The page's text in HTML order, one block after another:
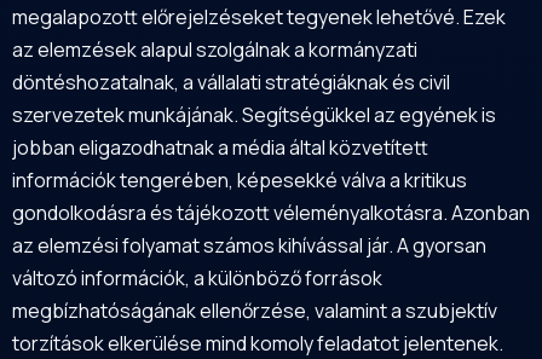
megalapozott előrejelzéseket tegyenek lehetővé. Ezek
az elemzések alapul szolgálnak a kormányzati
döntéshozatalnak, a vállalati stratégiáknak és civil
szervezetek munkájának. Segítségükkel az egyének is
jobban eligazodhatnak a média által közvetített
információk tengerében, képesekké válva a kritikus
gondolkodásra és tájékozott véleményalkotásra. Azonban
az elemzési folyamat számos kihívással jár. A gyorsan
változó információk, a különböző források
megbízhatóságának ellenőrzése, valamint a szubjektív
torzítások elkerülése mind komoly feladatot jelentenek.